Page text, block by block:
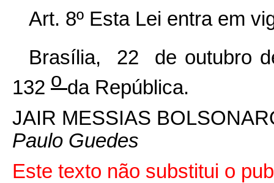
Art. 8º Esta Lei entra em
Brasília, 22 de outubro
132 o da República.
JAIR MESSIAS
Paulo Guedes
Este texto não substitui o